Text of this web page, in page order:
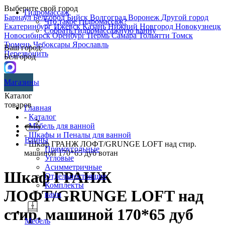
Выберите свой город
БарнаулБелгородБийск ВолгоградВоронеж Другой город
ЕкатеринбургИжевскКазаньНижний Новгород Новокузнецк
НовосибирскОренбургПермьСамараТольятти Томск
ТюменьЧебоксары Ярославль
Перезвонить
Гидромассаж
Что такое гидромассаж?
Собрать гидромассажную ванну
Ваш город:
Белгород
Магазины
Каталог
товаров
Ванны
Прямоугольные
Угловые
Асимметричные
Отдельностоящие
Комплекты
ванн
Мебель
Главная
- Каталог
-Мебель для ванной
- Шкафы и Пеналы для ванной
- Шкаф ГРАНЖ ЛОФТ/GRUNGE LOFT над стир.
машиной 170*65 дуб вотан
Шкаф ГРАНЖ
ЛОФТ/GRUNGE LOFT над
стир. машиной 170*65 дуб